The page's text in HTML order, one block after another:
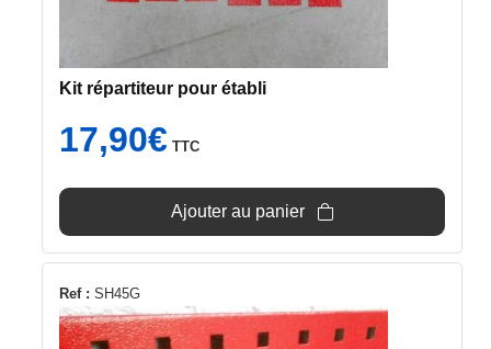
Kit répartiteur pour établi
17,90€ TTC
Ajouter au panier
Ref : SH45G